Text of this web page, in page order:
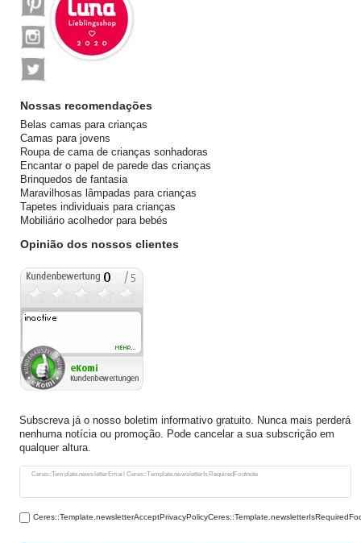
Nossas recomendações
Belas camas para crianças
Camas para jovens
Roupa de cama de crianças sonhadoras
Encantar o papel de parede das crianças
Brinquedos de fantasia
Maravilhosas lâmpadas para crianças
Tapetes individuais para crianças
Mobiliário acolhedor para bebés
Opinião dos nossos clientes
Subscreva já o nosso boletim informativo gratuito. Nunca mais perderá
nenhuma notícia ou promoção. Pode cancelar a sua subscrição em
qualquer altura.
Ceres::Template.newsletterEmail Ceres::Template.newsletterIsRequiredFootnote
Ceres::Template.newsletterHoneypotLabel